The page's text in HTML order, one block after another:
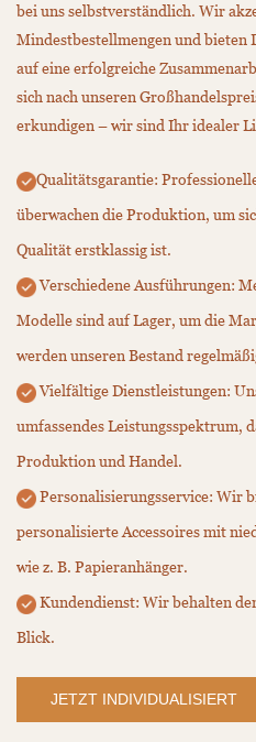
bei uns selbstverständlich. Wir
Mindestbestellmengen und bieten
auf eine erfolgreiche
sich nach unseren
erkundigen – wir sind Ihr idealer
Qualitätsgarantie:
überwachen die Produktion, um
Qualität erstklassig ist.
Verschiedene Ausführungen:
Modelle sind auf Lager, um die
werden unseren Bestand
Vielfältige Dienstleistungen:
umfassendes Leistungsspektrum,
Produktion und Handel.
Personalisierungsservice: Wir
personalisierte Accessoires mit
wie z. B. Papieranhänger.
Kundendienst: Wir behalten
Blick.
JETZT INDIVIDUALISIERT